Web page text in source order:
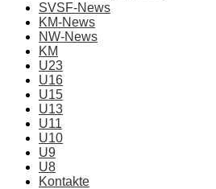
SVSF-News
KM-News
NW-News
KM
U23
U16
U15
U13
U11
U10
U9
U8
Kontakte